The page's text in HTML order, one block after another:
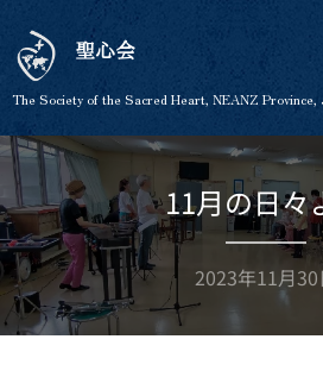
聖心会
The Society of the Sacred Heart, NEANZ Province,
11月の日々
2023年11月30